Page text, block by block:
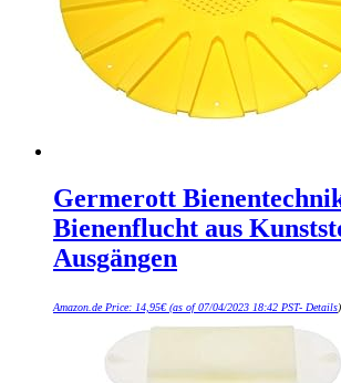
Germerott
Bienenflucht aus
Ausgängen
Amazon.de Price: 14,95€(as of 07/04/2023 18:42 PST- Details)